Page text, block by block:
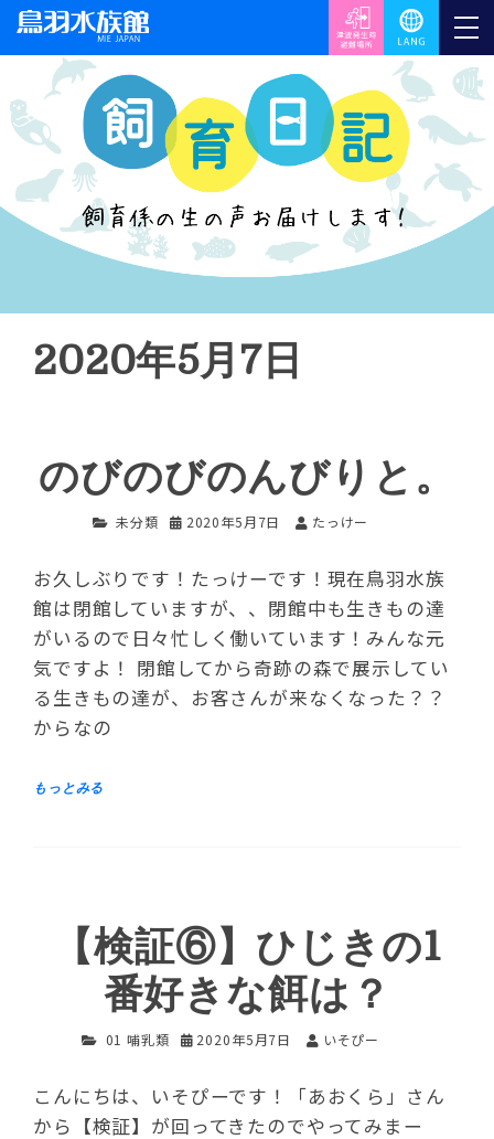
2020年5月7日
のびのびのんびりと。
未分類 2020年5月7日 たっけー
お久しぶりです！たっけーです！現在鳥羽水族
館は閉館していますが、、閉館中も生きもの達
がいるので日々忙しく働いています！みんな元
気ですよ！ 閉館してから奇跡の森で展示してい
る生きもの達が、お客さんが来なくなった？？
からなの
【検証⑥】ひじきの1
番好きな餌は？
01 哺乳類 2020年5月7日 いそぴー
こんにちは、いそぴーです！「あおくら」さん
から【検証】が回ってきたのでやってみまー